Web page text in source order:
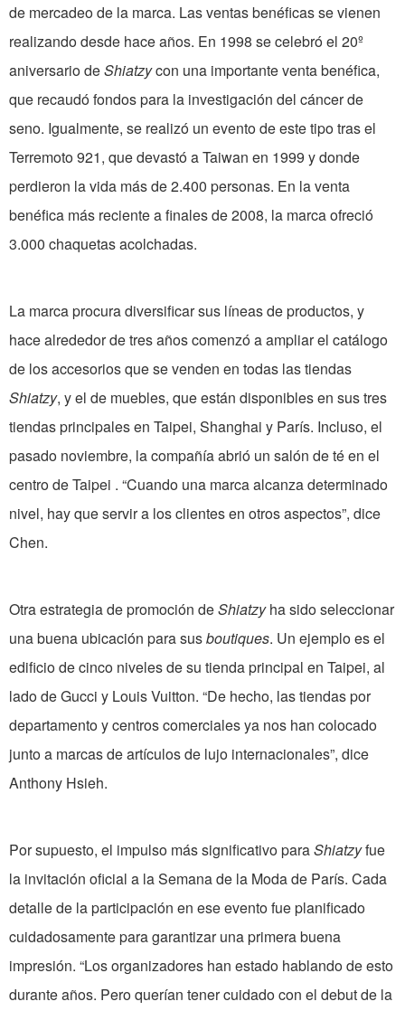
de mercadeo de la marca. Las ventas benéficas se vienen
realizando desde hace años. En 1998 se celebró el 20º
aniversario deShiatzycon una importante venta benéfica,
que recaudó fondos para la investigación del cáncer de
seno. Igualmente, se realizó un evento de este tipo tras el
Terremoto 921, que devastó a Taiwan en 1999 y donde
perdieron la vida más de 2.400 personas. En la venta
benéfica más reciente a finales de 2008, la marca ofreció
3.000 chaquetas acolchadas.
La marca procura diversificar sus líneas de productos, y
hace alrededor de tres años comenzó a ampliar el catálogo
de los accesorios que se venden en todas las tiendas
Shiatzy, y el de muebles, que están disponibles en sus tres
tiendas principales en Taipei, Shanghai y París. Incluso, el
pasado noviembre, la compañía abrió un salón de té en el
centro de Taipei . “Cuando una marca alcanza determinado
nivel, hay que servir a los clientes en otros aspectos”, dice
Chen.
Otra estrategia de promoción deShiatzyha sido seleccionar
una buena ubicación para susboutiques. Un ejemplo es el
edificio de cinco niveles de su tienda principal en Taipei, al
lado de Gucci y Louis Vuitton. “De hecho, las tiendas por
departamento y centros comerciales ya nos han colocado
junto a marcas de artículos de lujo internacionales”, dice
Anthony Hsieh.
Por supuesto, el impulso más significativo paraShiatzyfue
la invitación oficial a la Semana de la Moda de París. Cada
detalle de la participación en ese evento fue planificado
cuidadosamente para garantizar una primera buena
impresión. “Los organizadores han estado hablando de esto
durante años. Pero querían tener cuidado con el debut de la